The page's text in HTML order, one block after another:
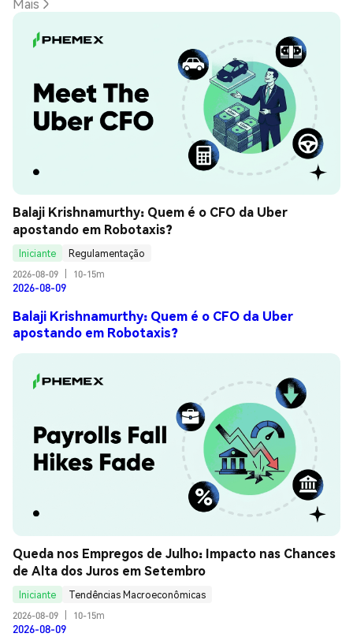
Mais
Balaji Krishnamurthy: Quem é o CFO da Uber
apostando em Robotaxis?
Iniciante
Regulamentação
2026-08-09
10-15m
2026-08-09
Balaji Krishnamurthy: Quem é o CFO da Uber
apostando em Robotaxis?
Queda nos Empregos de Julho: Impacto nas Chances
de Alta dos Juros em Setembro
Iniciante
Tendências Macroeconômicas
2026-08-09
10-15m
2026-08-09